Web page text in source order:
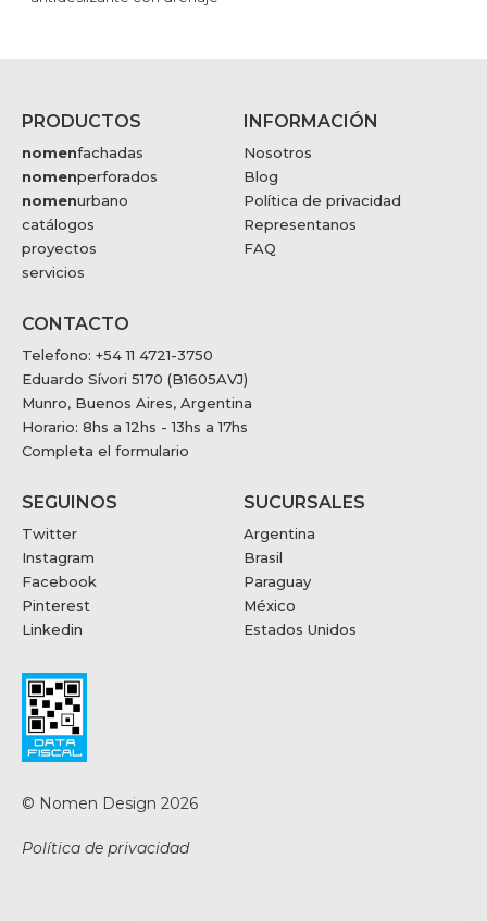
PRODUCTOS
nomenfachadas
nomenperforados
nomenurbano
catálogos
proyectos
servicios
INFORMACIÓN
Nosotros
Blog
Política de privacidad
Representanos
FAQ
CONTACTO
Telefono: +54 11 4721-3750
Eduardo Sívori 5170 (B1605AVJ)
Munro, Buenos Aires, Argentina
Horario: 8hs a 12hs - 13hs a 17hs
Completa el formulario
SEGUINOS
Twitter
Instagram
Facebook
Pinterest
Linkedin
SUCURSALES
Argentina
Brasil
Paraguay
México
Estados Unidos
© Nomen Design 2026
Política de privacidad